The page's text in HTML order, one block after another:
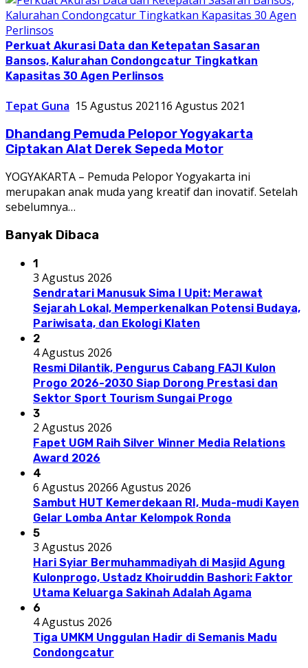
Perkuat Akurasi Data dan Ketepatan Sasaran
Bansos, Kalurahan Condongcatur Tingkatkan
Kapasitas 30 Agen Perlinsos
Tepat Guna 15 Agustus 2021 16 Agustus 2021
Dhandang Pemuda Pelopor Yogyakarta
Ciptakan Alat Derek Sepeda Motor
YOGYAKARTA – Pemuda Pelopor Yogyakarta ini
merupakan anak muda yang kreatif dan inovatif. Setelah
sebelumnya…
Banyak Dibaca
1
3 Agustus 2026
Sendratari Manusuk Sima I Upit: Merawat
Sejarah Lokal, Memperkenalkan Potensi Budaya,
Pariwisata, dan Ekologi Klaten
2
4 Agustus 2026
Resmi Dilantik, Pengurus Cabang FAJI Kulon
Progo 2026-2030 Siap Dorong Prestasi dan
Sektor Sport Tourism Sungai Progo
3
2 Agustus 2026
Fapet UGM Raih Silver Winner Media Relations
Award 2026
4
6 Agustus 20266 Agustus 2026
Sambut HUT Kemerdekaan RI, Muda-mudi Kayen
Gelar Lomba Antar Kelompok Ronda
5
3 Agustus 2026
Hari Syiar Bermuhammadiyah di Masjid Agung
Kulonprogo, Ustadz Khoiruddin Bashori: Faktor
Utama Keluarga Sakinah Adalah Agama
6
4 Agustus 2026
Tiga UMKM Unggulan Hadir di Semanis Madu
Condongcatur